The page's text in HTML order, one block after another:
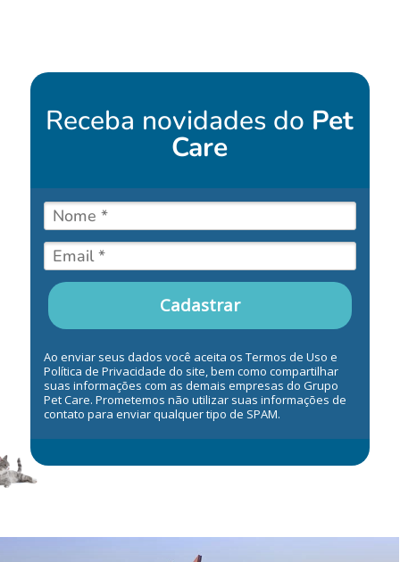
Receba novidades do Pet
Care
Cadastrar
Ao enviar seus dados você aceita os Termos de Uso e
Política de Privacidade do site, bem como compartilhar
suas informações com as demais empresas do Grupo
Pet Care. Prometemos não utilizar suas informações de
contato para enviar qualquer tipo de SPAM.